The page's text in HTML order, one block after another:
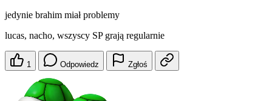
jedynie brahim miał problemy
lucas, nacho, wszyscy SP grają regularnie
1 Odpowiedz Zgłoś